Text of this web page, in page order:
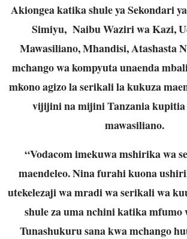
Akiongea katika shule ya Sekondari
Simiyu, Naibu Waziri wa Kazi,
Mawasiliano, Mhandisi, Atashasta
mchango wa kompyuta unaenda
mkono agizo la serikali la kukuza
vijijini na mijini Tanzania kupitia
mawasiliano.
“Vodacom imekuwa mshirika wa
maendeleo. Nina furahi kuona
utekelezaji wa mradi wa serikali wa
shule za uma nchini katika
Tunashukuru sana kwa mchango